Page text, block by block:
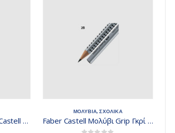
Μολύβι Σχεδίου Faber Castell 9000 F 119010
ΜΟΛΥΒΙΑ,ΣΧΟΛΙΚΑ
Faber Castell Μολύβι Grip Γκρί 2B 117002